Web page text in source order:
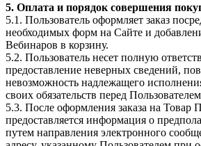
5. Оплата и порядок совершения
5.1. Пользователь оформляет заказ
необходимых форм на Сайте и
Вебинаров в корзину.
5.2. Пользователь несет полную
предоставление неверных сведений,
невозможность надлежащего
своих обязательств перед
5.3. После оформления заказа на Товар
предоставляется информация о
путем направления электронного